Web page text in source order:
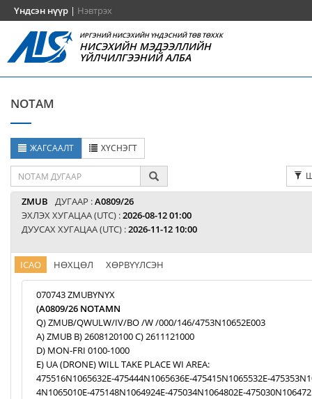
Үндсэн нүүр | Нэвтрэх
ИРГЭНИЙ НИСЭХИЙН ҮНДЭСНИЙ ТӨВ ТӨХХК
НИСЭХИЙН МЭДЭЭЛЛИЙН
ҮЙЛЧИЛГЭЭНИЙ АЛБА
NOTAM
ЖАГСААЛТ ХҮСНЭГТ
ZMUB ДУГААР :A0809/26
ЭХЛЭХ ХУГАЦАА (UTC) :2026-08-12 01:00
ДУУСАХ ХУГАЦАА (UTC) :2026-11-12 10:00
ICAO НӨХЦӨЛ ХӨРВҮҮЛСЭН
070743 ZMUBYNYX
(A0809/26 NOTAMN
Q) ZMUB/QWULW/IV/BO /W /000/146/4753N10652E003
A) ZMUB B) 2608120100 C) 2611121000
D) MON-FRI 0100-1000
E) UA (DRONE) WILL TAKE PLACE WI AREA:
475516N1065632E-475444N1065636E-475415N1065532E-
4N1065010E-475148N1064924E-475034N1064802E-